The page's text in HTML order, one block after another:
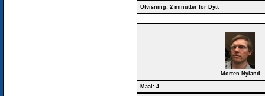
Utvisning: 2 minutter for Dytt
Morten Nyland
Maal: 4